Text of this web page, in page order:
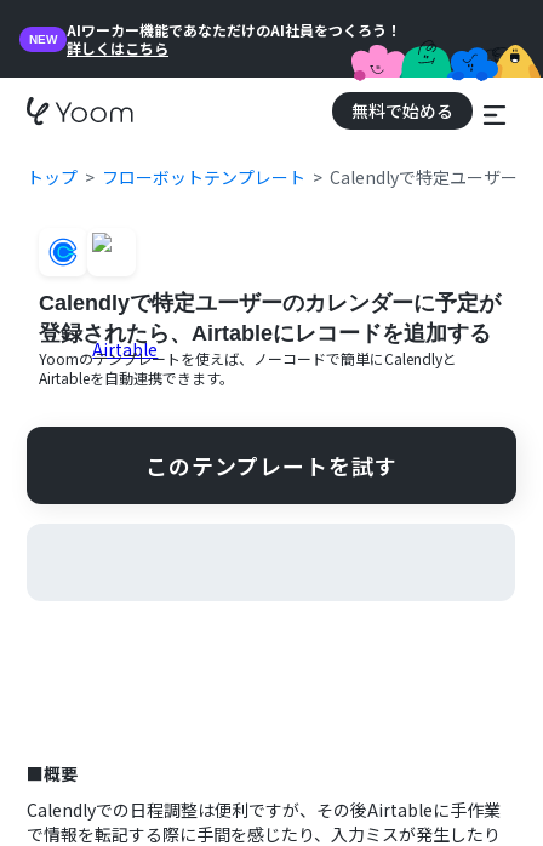
NEW
AIワーカー機能であなただけのAI社員をつくろう！
詳しくはこちら
無料で始める
トップ フローボットテンプレート Calendlyで特定ユーザー
Calendlyで特定ユーザーのカレンダーに予定が
登録されたら、Airtableにレコードを追加する
Yoomのテンプレートを使えば、ノーコードで簡単にCalendlyと
Airtableを自動連携できます。
このテンプレートを試す
■概要
Calendlyでの日程調整は便利ですが、その後Airtableに手作業
で情報を転記する際に手間を感じたり、入力ミスが発生したり